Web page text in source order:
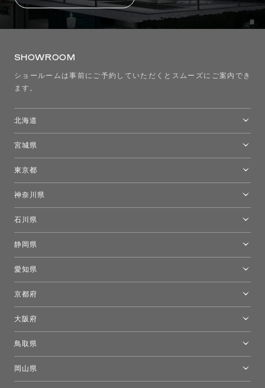
SHOWROOM
ショールームは事前にご予約していただくとスムーズにご案内でき
ます。
北海道
宮城県
東京都
モーイ東京
キーブー東京
FLOS｜フロスデザインスペース青山
神奈川県
石川県
静岡県
愛知県
京都府
大阪府
鳥取県
岡山県